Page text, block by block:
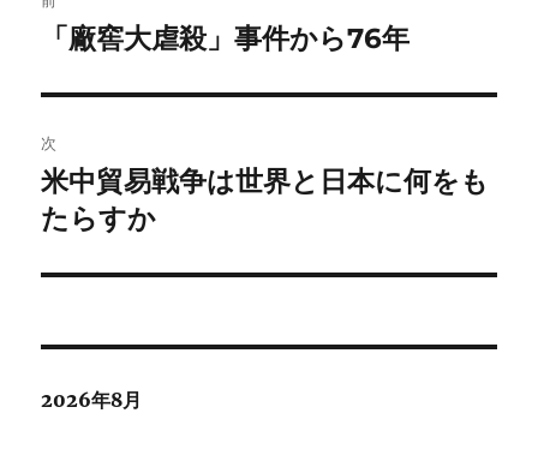
稿
ビ
ゲ
ー
シ
前
投
稿:
「廠窖大虐殺」事件から76年
次
次
の
稿:
米中貿易戦争は世界と日本に何をも
たらすか
2026年8月